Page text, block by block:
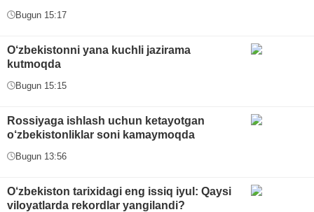
Bugun 15:17
O‘zbekistonni yana kuchli jazirama
kutmoqda
Bugun 15:15
Rossiyaga ishlash uchun ketayotgan
o‘zbekistonliklar soni kamaymoqda
Bugun 13:56
O‘zbekiston tarixidagi eng issiq iyul: Qaysi
viloyatlarda rekordlar yangilandi?